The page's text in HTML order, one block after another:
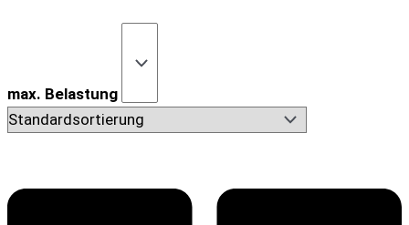
max. Belastung